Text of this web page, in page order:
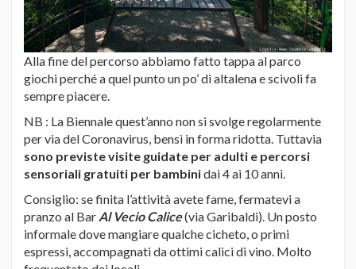
Alla fine del percorso abbiamo fatto tappa al parco
giochi perché a quel punto un po’ di altalena e scivoli fa
sempre piacere.
NB : La Biennale quest’anno non si svolge regolarmente
per via del Coronavirus, bensì in forma ridotta. Tuttavia
sono previste visite guidate per adulti e percorsi
sensoriali gratuiti per bambinidai 4 ai 10 anni.
Consiglio: se finita l’attività avete fame, fermatevi a
pranzo al Bar Al Vecio Calice(via Garibaldi). Un posto
informale dove mangiare qualche cicheto, o primi
espressi, accompagnati da ottimi calici di vino. Molto